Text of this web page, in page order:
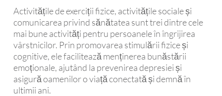
Activitățile de exerciții fizice, activitățile sociale și
comunicarea privind sănătatea sunt trei dintre cele
mai bune activități pentru persoanele în îngrijirea
vârstnicilor. Prin promovarea stimulării fizice și
cognitive, ele facilitează menținerea bunăstării
emoționale, ajutând la prevenirea depresiei și
asigură oamenilor o viață conectată și demnă în
ultimii ani.